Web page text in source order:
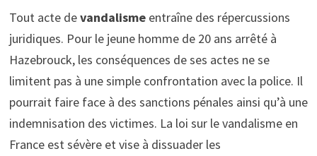
Tout acte devandalismeentraîne des répercussions
juridiques. Pour le jeune homme de 20 ans arrêté à
Hazebrouck, les conséquences de ses actes ne se
limitent pas à une simple confrontation avec la police. Il
pourrait faire face à des sanctions pénales ainsi qu’à une
indemnisation des victimes. La loi sur le vandalisme en
France est sévère et vise à dissuader les